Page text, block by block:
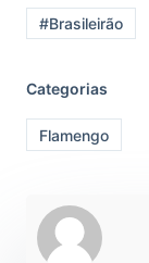
#Brasileirão
Categorias
Flamengo